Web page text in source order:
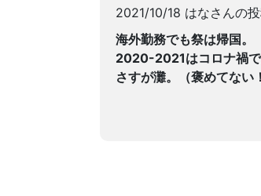
2021/10/18 はなさんの
海外勤務でも祭は帰国。
2020-2021はコロナ禍で
さすが灘。（褒めてない